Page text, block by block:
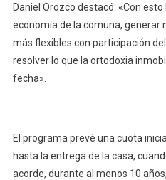
Daniel Orozco destacó: «Con
economía de la comuna, generar
más flexibles con participación
resolver lo que la ortodoxia
fecha».
El programa prevé una cuota
hasta la entrega de la casa,
acorde, durante al menos 10